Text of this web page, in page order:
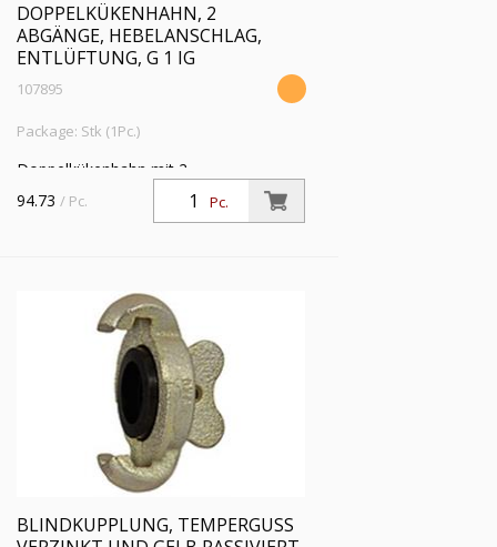
DOPPELKÜKENHAHN, 2
ABGÄNGE, HEBELANSCHLAG,
ENTLÜFTUNG, G 1 IG
107895
Package: Stk (1Pc.)
Doppelkükenhahn mit 2
Kupplungsabgängen, Hebelanschlag,
Entlüftung, G 1 IG, DN 17, PN max. 10
Pc.
94.73 / Pc.
BLINDKUPPLUNG, TEMPERGUSS